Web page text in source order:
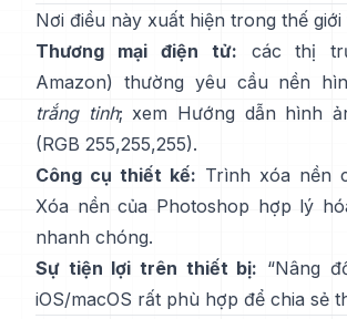
Nơi điều này xuất hiện trong thế giới
Thương mại điện tử: các thị
Amazon) thường yêu cầu nền
trắng tinh; xem Hướng dẫn hình
(RGB 255,255,255).
Công cụ thiết kế: Trình xóa nền
Xóa nềncủa Photoshop hợp lý
nhanh chóng.
Sự tiện lợi trên thiết bị: “Nâng
iOS/macOS rất phù hợp để chia sẻ